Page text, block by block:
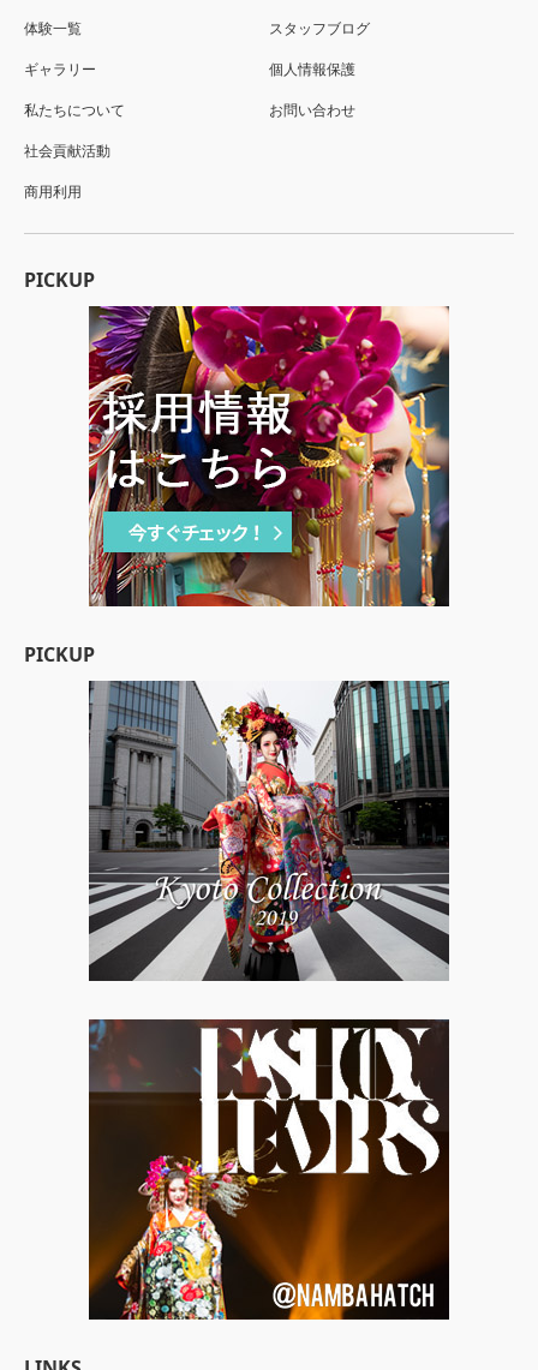
体験一覧
ギャラリー
私たちについて
社会貢献活動
商用利用
スタッフブログ
個人情報保護
お問い合わせ
PICKUP
PICKUP